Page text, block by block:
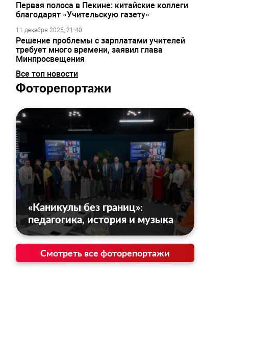
Первая полоса в Пекине: китайские коллеги
благодарят «Учительскую газету»
11 декабря 2025, 21:40
Решение проблемы с зарплатами учителей
требует много времени, заявил глава
Минпросвещения
Все топ новости
Фоторепортажи
«Каникулы без границ»:
педагогика, история и музыка
Смотреть все фоторепортажи